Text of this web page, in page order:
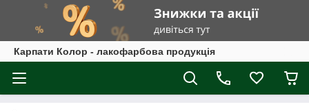
Карпати Колор - лакофарбова продукція